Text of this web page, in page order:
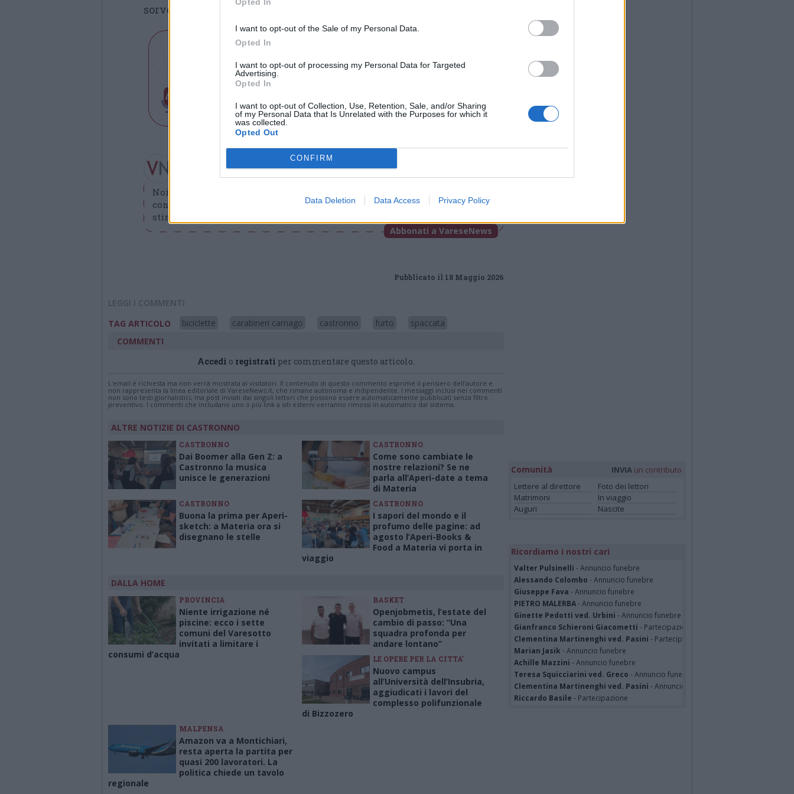
I want to opt-out of the Sale of my Personal Data.
Opted In
I want to opt-out of processing my Personal Data for Targeted
Advertising.
Opted In
I want to opt-out of Collection, Use, Retention, Sale, and/or Sharing
of my Personal Data that Is Unrelated with the Purposes for which it
was collected.
Opted Out
CONFIRM
Data Deletion Data Access Privacy Policy
sorveglianza del negozio.
Tutti gli eventi
redazione@varesenews.it
Noi della redazione di VareseNews crediamo che una buona informazione
contribuisca a migliorare la vita di tutti. Ogni giorno lavoriamo cercando di
stimolare curiosità e spirito critico.
Abbonati a VareseNews
Pubblicato il 18 Maggio 2026
LEGGI I COMMENTI
TAG ARTICOLO
biciclette carabineri carnago castronno furto
spaccata
COMMENTI
Accedi o registrati per commentare questo articolo.
L'email è richiesta ma non verrà mostrata ai visitatori. Il contenuto di questo commento esprime il pensiero dell'autore e
non rappresenta la linea editoriale di VareseNews.it, che rimane autonoma e indipendente. I messaggi inclusi nei commenti
non sono testi giornalistici, ma post inviati dai singoli lettori che possono essere automaticamente pubblicati senza filtro
preventivo. I commenti che includano uno o più link a siti esterni verranno rimossi in automatico dal sistema.
ALTRE NOTIZIE DI CASTRONNO
CASTRONNO
Dai Boomer alla Gen Z: a
Castronno la musica
unisce le generazioni
CASTRONNO
Come sono cambiate le
nostre relazioni? Se ne
parla all’Aperi-date a tema
di Materia
CASTRONNO
Buona la prima per Aperi-
sketch: a Materia ora si
disegnano le stelle
CASTRONNO
I sapori del mondo e il
profumo delle pagine: ad
agosto l’Aperi-Books &
Food a Materia vi porta in
viaggio
DALLA HOME
PROVINCIA
Niente irrigazione né
piscine: ecco i sette
comuni del Varesotto
invitati a limitare i
consumi d’acqua
BASKET
Openjobmetis, l’estate del
cambio di passo: “Una
squadra profonda per
andare lontano”
LE OPERE PER LA CITTA'
Nuovo campus
all’Università dell’Insubria,
aggiudicati i lavori del
complesso polifunzionale
di Bizzozero
MALPENSA
Amazon va a Montichiari,
resta aperta la partita per
quasi 200 lavoratori. La
politica chiede un tavolo
regionale
Comunità INVIA un contributo
Lettere al direttore
Foto dei lettori
Matrimoni
In viaggio
Auguri
Nascite
Ricordiamo i nostri cari
Valter Pulsinelli - Annuncio funebre
Alessando Colombo - Annuncio funebre
Giuseppe Fava - Annuncio funebre
PIETRO MALERBA- Annuncio funebre
Ginette Pedotti ved. Urbini - Annuncio funebre
Gianfranco Schieroni Giacometti - Partecipazione
Clementina Martinenghi ved. Pasini - Partecipazione
Marian Jasik - Annuncio funebre
Achille Mazzini - Annuncio funebre
Teresa Squicciarini ved. Greco - Annuncio funebre
Clementina Martinenghi ved. Pasini - Annuncio funebre
Riccardo Basile - Partecipazione